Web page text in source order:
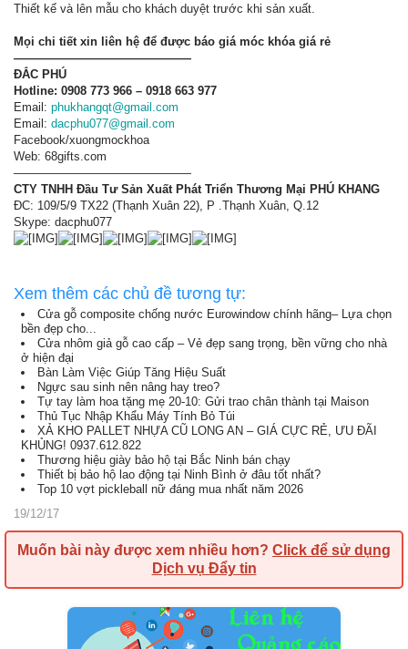
Thiết kế và lên mẫu cho khách duyệt trước khi sản xuất.
Mọi chi tiết xin liên hệ để được báo giá móc khóa giá rẻ
———————————————
ĐẮC PHÚ
Hotline: 0908 773 966 – 0918 663 977
Email: phukhangqt@gmail.com
Email: dacphu077@gmail.com
Facebook/xuongmockhoa
Web: 68gifts.com
———————————————
CTY TNHH Đầu Tư Sản Xuất Phát Triển Thương Mại PHÚ KHANG
ĐC: 109/5/9 TX22 (Thạnh Xuân 22), P .Thạnh Xuân, Q.12
Skype: dacphu077
Xem thêm các chủ đề tương tự:
Cửa gỗ composite chống nước Eurowindow chính hãng– Lựa chọn
bền đẹp cho...
Cửa nhôm giả gỗ cao cấp – Vẻ đẹp sang trọng, bền vững cho nhà
ở hiện đại
Bàn Làm Việc Giúp Tăng Hiệu Suất
Ngực sau sinh nên nâng hay treo?
Tự tay làm hoa tặng mẹ 20-10: Gửi trao chân thành tại Maison
Thủ Tục Nhập Khẩu Máy Tính Bỏ Túi
XẢ KHO PALLET NHỰA CŨ LONG AN – GIÁ CỰC RẺ, ƯU ĐÃI
KHỦNG! 0937.612.822
Thương hiệu giày bảo hộ tại Bắc Ninh bán chạy
Thiết bị bảo hộ lao động tại Ninh Bình ở đâu tốt nhất?
Top 10 vợt pickleball nữ đáng mua nhất năm 2026
19/12/17
Muốn bài này được xem nhiều hơn? Click để sử dụng
Dịch vụ Đẩy tin